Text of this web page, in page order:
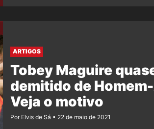
ARTIGOS
Tobey Maguire
demitido de
Veja o motivo
Por Elvis de Sá 22 de maio de 2021